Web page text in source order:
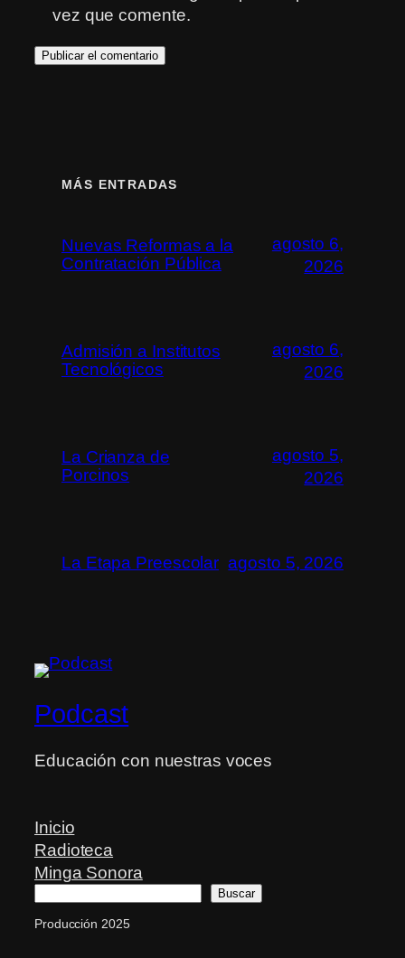
vez que comente.
MÁS ENTRADAS
Nuevas Reformas a la
Contratación Pública
agosto 6,
2026
Admisión a Institutos
Tecnológicos
agosto 6,
2026
La Crianza de
Porcinos
agosto 5,
2026
La Etapa Preescolar agosto 5, 2026
Podcast
Educación con nuestras voces
Inicio
Radioteca
Minga Sonora
Buscar
Producción 2025